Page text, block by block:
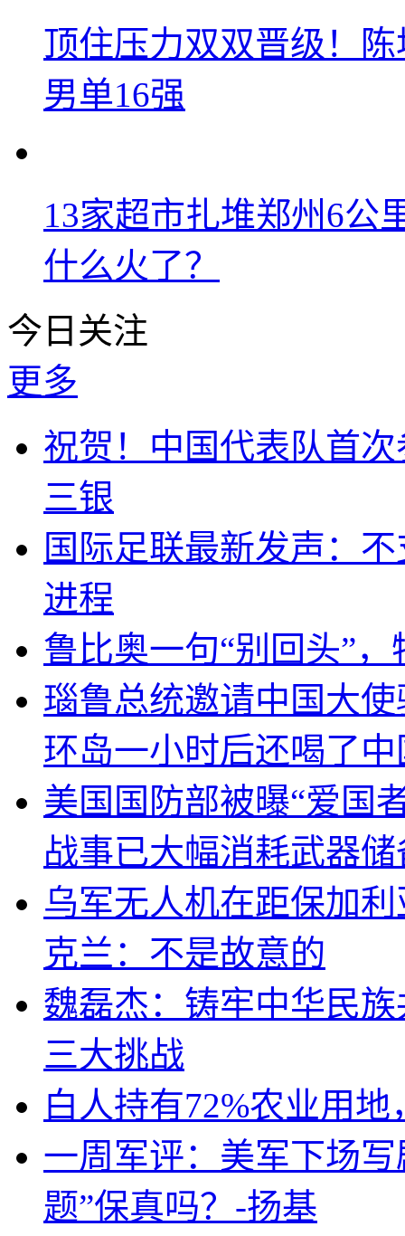
顶住压力双双晋级！
男单16强
13家超市扎堆郑州6公
什么火了？
今日关注
更多
祝贺！中国代表队首
三银
国际足联最新发声：
进程
鲁比奥一句“别回头”
瑙鲁总统邀请中国大
环岛一小时后还喝了
美国国防部被曝“爱国
战事已大幅消耗武器储
乌军无人机在距保加
克兰：不是故意的
魏磊杰：铸牢中华民
三大挑战
白人持有72%农业用
一周军评：美军下场
题”保真吗？-扬基